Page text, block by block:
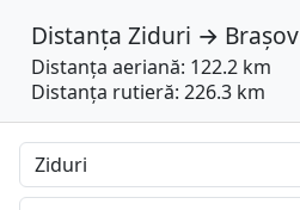
Distanța Ziduri → Brașov
Distanța aeriană: 122.2 km
Distanța rutieră: 226.3 km